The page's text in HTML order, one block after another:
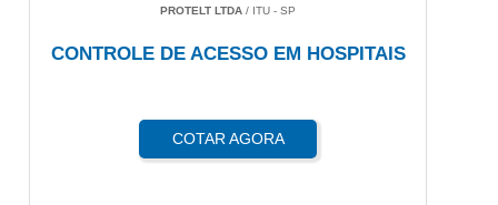
PROTELT LTDA / ITU - SP
CONTROLE DE ACESSO EM HOSPITAIS
COTAR AGORA